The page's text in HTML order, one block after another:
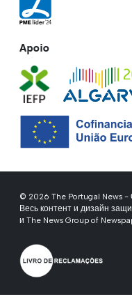
Apoio
© 2026 The Portugal News -
Весь контент и дизайн
и The News Group of